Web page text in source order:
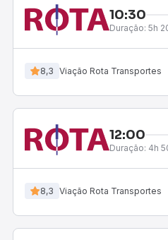
10:30
Duração: 5h
8,3 Viação Rota Transportes
12:00
Duração: 4h
8,3 Viação Rota Transportes